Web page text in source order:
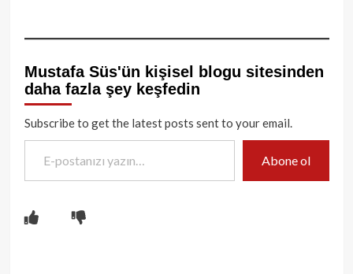
Mustafa Süs'ün kişisel blogu sitesinden
daha fazla şey keşfedin
Subscribe to get the latest posts sent to your email.
E-postanızı yazın…
Abone ol